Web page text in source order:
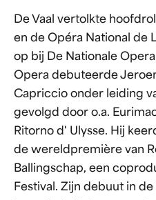
De Vaal vertolkte
en de Opéra National de
op bij De Nationale
Opera debuteerde
Capriccio onder leiding
gevolgd door o.a.
Ritorno d' Ulysse. Hij
de wereldpremière van
Ballingschap, een
Festival. Zijn debuut in